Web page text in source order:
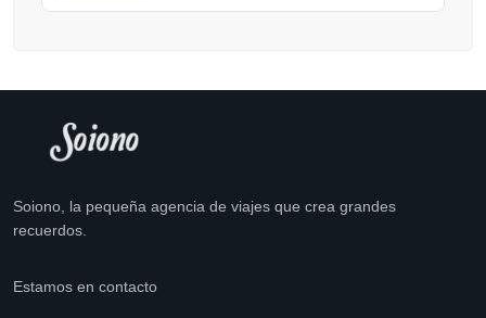
Soiono, la pequeña agencia de viajes que crea grandes
recuerdos.
Estamos en contacto